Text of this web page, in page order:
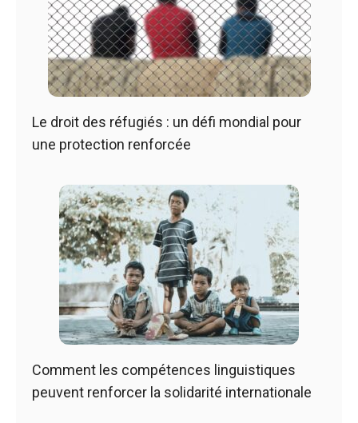
Le droit des réfugiés : un défi mondial pour
une protection renforcée
Comment les compétences linguistiques
peuvent renforcer la solidarité internationale